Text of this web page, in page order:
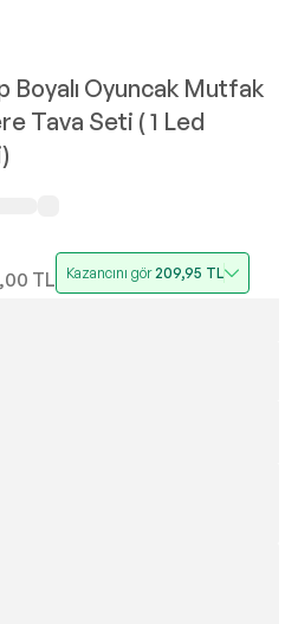
Boyalı Oyuncak Mutfak
Tava Seti ( 1 Led
TL Kazancını gör209,95 TL